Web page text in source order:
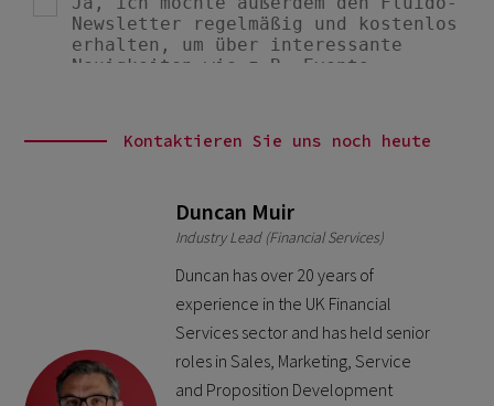
Kontaktieren Sie uns noch heute
Duncan Muir
Industry Lead (Financial Services)
Duncan has over 20 years of
experience in the UK Financial
Services sector and has held senior
roles in Sales, Marketing, Service
and Proposition Development